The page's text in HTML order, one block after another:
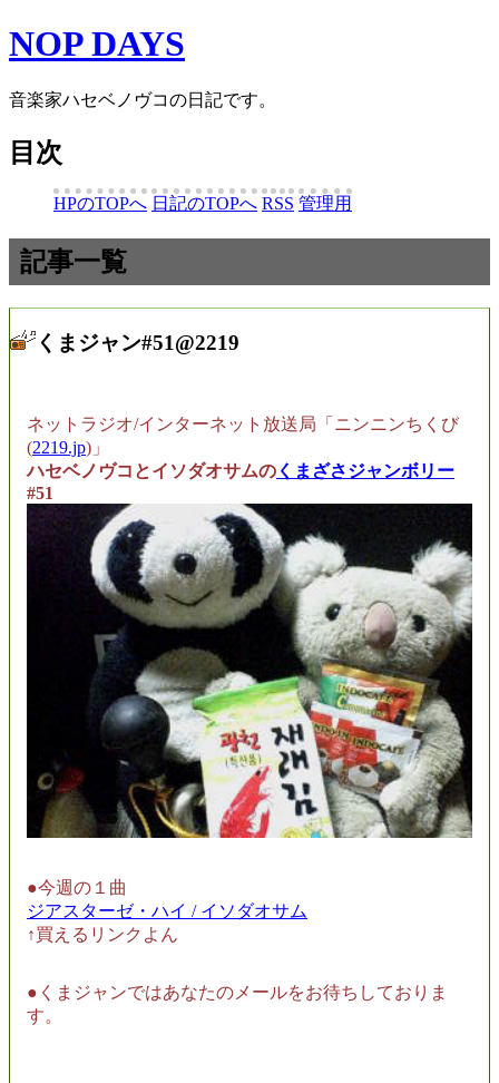
NOP DAYS
音楽家ハセベノヴコの日記です。
目次
HPのTOPへ 日記のTOPへ RSS 管理用
記事一覧
くまジャン#51@2219
ネットラジオ/インターネット放送局「ニンニンちくび
(2219.jp)」
ハセベノヴコとイソダオサムの くまざさジャンボリー
#51
●今週の１曲
ジアスターゼ・ハイ / イソダオサム
↑買えるリンクよん
●くまジャンではあなたのメールをお待ちしておりま
す。